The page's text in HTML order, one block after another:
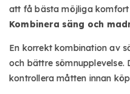
att få bästa möjliga
Kombinera säng och
En korrekt kombination av
och bättre
kontrollera måtten innan